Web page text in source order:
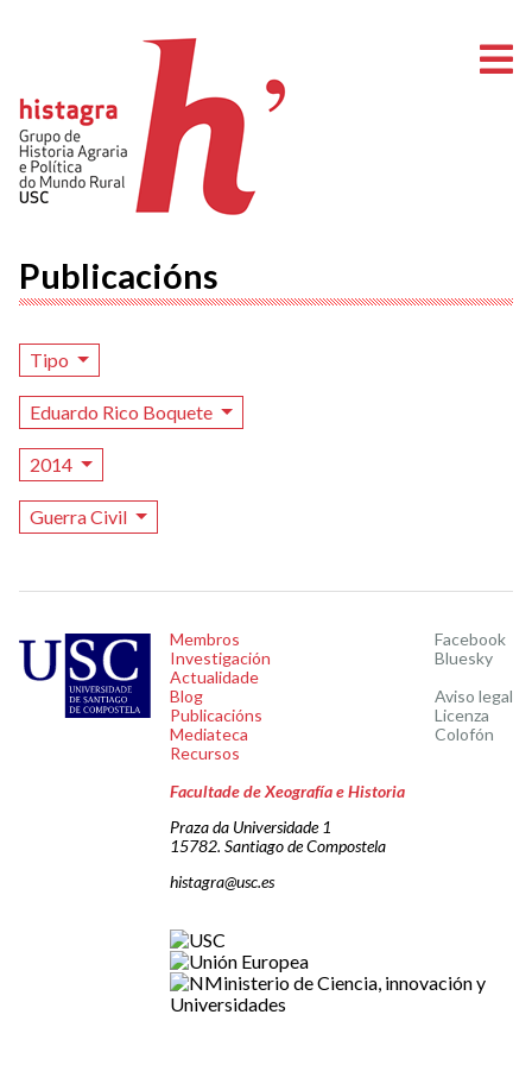
Publicacións
Tipo
Eduardo Rico Boquete
2014
Guerra Civil
Membros
Investigación
Actualidade
Blog
Publicacións
Mediateca
Recursos
Facebook
Bluesky
Aviso legal
Licenza
Colofón
Facultade de Xeografía e Historia
Praza da Universidade 1
15782. Santiago de Compostela
histagra@usc.es